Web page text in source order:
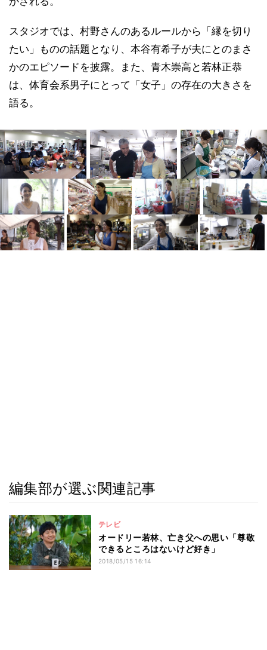
スタジオでは、村野さんのあるルールから「縁を切り
たい」ものの話題となり、本谷有希子が夫にとのまさ
かのエピソードを披露。また、青木崇高と若林正恭
は、体育会系男子にとって「女子」の存在の大きさを
語る。
編集部が選ぶ関連記事
テレビ
オードリー若林、亡き父への思い「尊敬
できるところはないけど好き」
2018/05/15 16:14